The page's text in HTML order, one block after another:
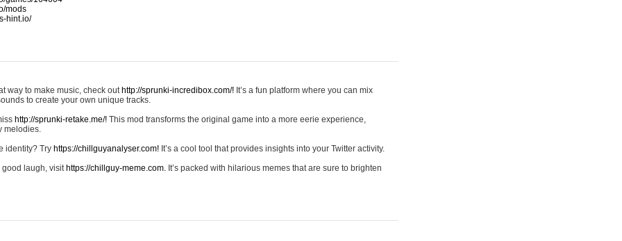
mods
hint.io/
way to make music, check out http://sprunki-incredibox.com/! It’s a fun platform where you can mix
to create your own unique tracks.
http://sprunki-retake.me/! This mod transforms the original game into a more eerie experience,
melodies.
identity? Try https://chillguyanalyser.com! It’s a cool tool that provides insights into your Twitter activity.
good laugh, visit https://chillguy-meme.com. It’s packed with hilarious memes that are sure to brighten